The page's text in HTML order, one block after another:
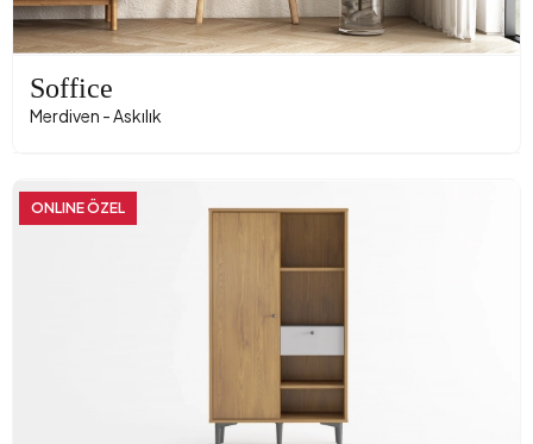
Soffice
Merdiven - Askılık
ONLINE ÖZEL